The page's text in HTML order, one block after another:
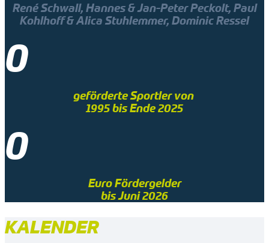
René Schwall, Hannes & Jan-Peter Peckolt, Paul
Kohlhoff & Alica Stuhlemmer, Dominic Ressel
0
geförderte Sportler von
1995 bis Ende 2025
0
Euro Fördergelder
bis Juni 2026
KALENDER